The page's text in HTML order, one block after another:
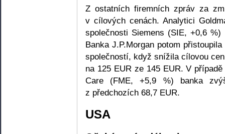
Z ostatních firemních zpráv za
v cílových cenách. Analytici
společnosti Siemens (SIE, +0,6
Banka J.P.Morgan potom
společností, když snížila cílovou
na 125 EUR ze 145 EUR. V
Care (FME, +5,9 %) banka
z předchozích 68,7 EUR.
USA